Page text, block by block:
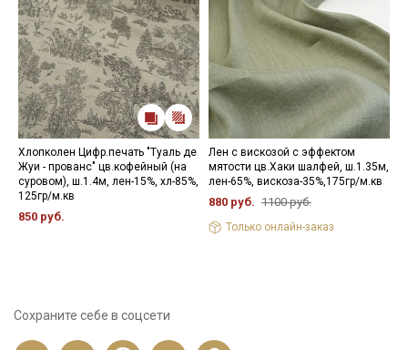
Хлопколен Цифр.печать "Туаль де
Жуи - прованс" цв.кофейный (на
суровом), ш.1.4м, лен-15%, хл-85%,
125гр/м.кв
850 руб.
Лен с вискозой с эффектом
мятости цв.Хаки шалфей, ш.1.35м,
лен-65%, вискоза-35%,175гр/м.кв
880 руб. 1100 руб.
Только онлайн-заказ
Сохраните себе в соцсети